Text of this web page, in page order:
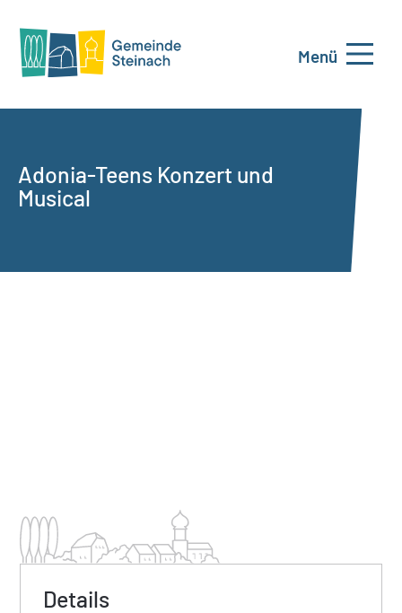
Menü
Adonia-Teens Konzert und
Musical
Details